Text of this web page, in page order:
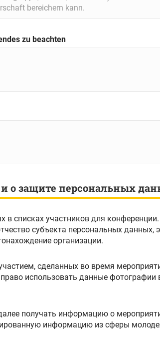
zu beachten
и о защите персональных
списках участников для конференции.
организации.
сделанных во время
использовать данные фотографии
получать информацию о
информацию из сферы